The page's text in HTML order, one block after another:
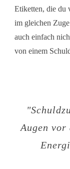
Etiketten, die du
im gleichen
auch einfach
von einem
"
Augen